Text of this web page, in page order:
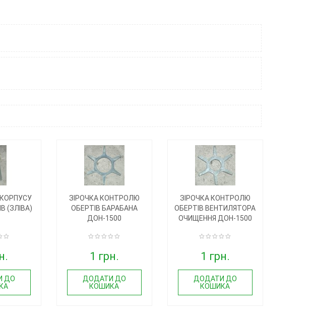
(ЗЛІВА)
ДО
ЗІРОЧКА КОНТРОЛЮ
ОБЕРТІВ БАРАБАНА
ДОН-1500
1 грн.
ДОДАТИ ДО
КОШИКА
ЗІРОЧКА КОНТРОЛЮ
ОБЕРТІВ ВЕНТИЛЯТОРА
ОЧИЩЕННЯ ДОН-1500
1 грн.
ДОДАТИ ДО
КОШИКА